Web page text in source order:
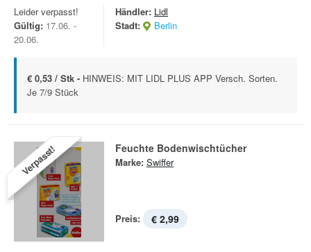
Leider verpasst!
Gültig: 17.06. -
20.06.
Händler: Lidl
Stadt:
Berlin
€ 0,53 / Stk - HINWEIS: MIT LIDL PLUS APP Versch. Sorten.
Je 7/9 Stück
Verpasst! Feuchte Bodenwischtücher
Marke: Swiffer
Preis: € 2,99